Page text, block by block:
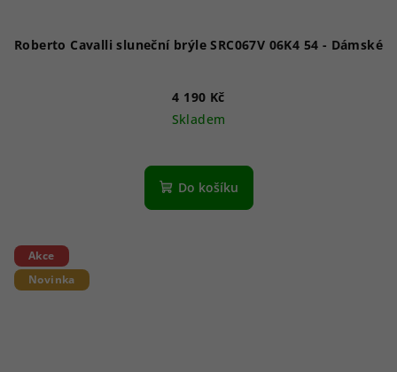
Roberto Cavalli sluneční brýle SRC067V 06K4 54 - Dámské
4 190 Kč
Skladem
Do košíku
Akce
Novinka